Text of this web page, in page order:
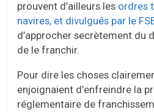
prouvent d’ailleurs les ordres
navires, et divulgués par le
d’approcher secrètement du
de le franchir.
Pour dire les choses
enjoignaient d’enfreindre la
réglementaire de